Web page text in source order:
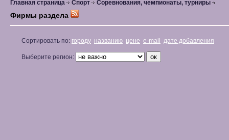
Главная страница Спорт Соревнования, чемпионаты, турниры
Фирмы раздела
Сортировать по: городу названию цене e-mail дате добавления
Выберите регион: